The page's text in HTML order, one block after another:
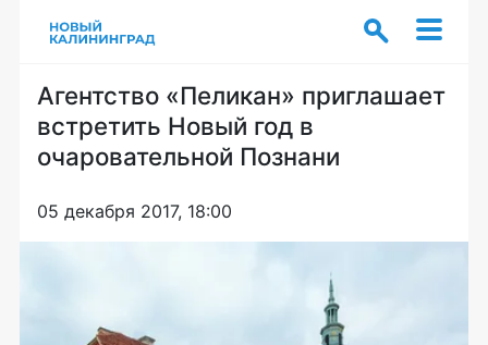
Агентство «Пеликан» приглашает
встретить Новый год в
очаровательной Познани
05 декабря 2017, 18:00